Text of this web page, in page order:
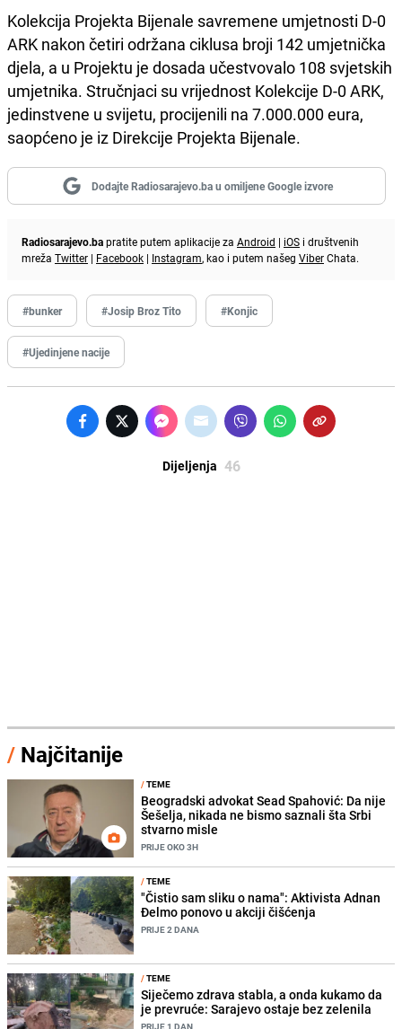
Kolekcija Projekta Bijenale savremene umjetnosti D-0
ARK nakon četiri održana ciklusa broji 142 umjetnička
djela, a u Projektu je dosada učestvovalo 108 svjetskih
umjetnika. Stručnjaci su vrijednost Kolekcije D-0 ARK,
jedinstvene u svijetu, procijenili na 7.000.000 eura,
saopćeno je iz Direkcije Projekta Bijenale.
Dodajte Radiosarajevo.ba u omiljene Google izvore
Radiosarajevo.bapratite putem aplikacije za Android | iOS i društvenih
mreža Twitter | Facebook | Instagram, kao i putem našeg ViberChata.
#bunker #Josip Broz Tito #Konjic
#Ujedinjene nacije
Dijeljenja 46
/ Najčitanije
/TEME
Beogradski advokat Sead Spahović: Da nije
Šešelja, nikada ne bismo saznali šta Srbi
stvarno misle
PRIJE OKO 3H
/TEME
"Čistio sam sliku o nama": Aktivista Adnan
Đelmo ponovo u akciji čišćenja
PRIJE 2 DANA
/TEME
Siječemo zdrava stabla, a onda kukamo da
je prevruće: Sarajevo ostaje bez zelenila
PRIJE 1 DAN